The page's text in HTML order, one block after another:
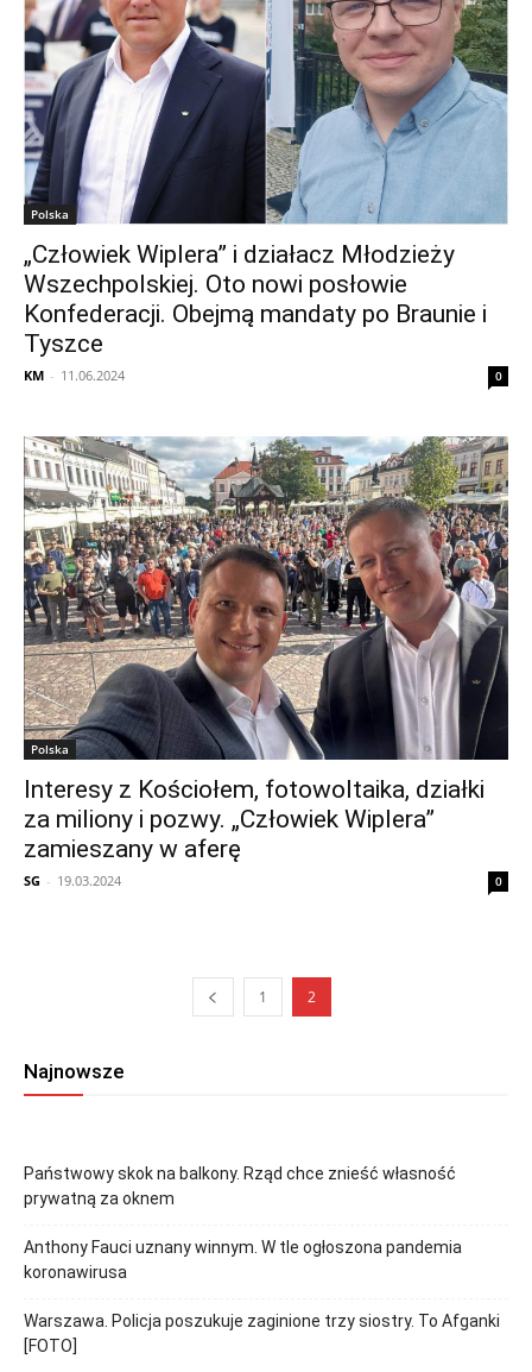
Polska
„Człowiek Wiplera” i działacz Młodzieży
Wszechpolskiej. Oto nowi posłowie
Konfederacji. Obejmą mandaty po Braunie i
Tyszce
KM - 11.06.2024 0
Polska
Interesy z Kościołem, fotowoltaika, działki
za miliony i pozwy. „Człowiek Wiplera”
zamieszany w aferę
SG - 19.03.2024 0
1 2
Najnowsze
Państwowy skok na balkony. Rząd chce znieść własność
prywatną za oknem
Anthony Fauci uznany winnym. W tle ogłoszona pandemia
koronawirusa
Warszawa. Policja poszukuje zaginione trzy siostry. To Afganki
[FOTO]